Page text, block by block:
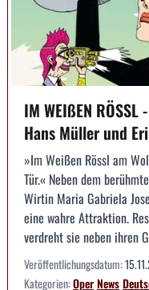
IM WEIßEN
Hans Müller und
»Im Weißen Rössl am
Tür.« Neben dem
Wirtin Maria Gabriela
eine wahre Attraktion.
verdreht sie neben ihren
Veröffentlichungsdatum:
Kategorien:OperNews